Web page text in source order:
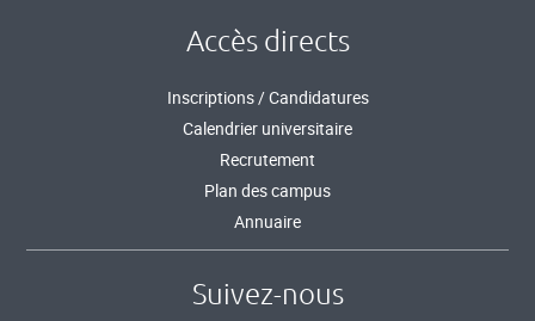
Accès directs
Inscriptions / Candidatures
Calendrier universitaire
Recrutement
Plan des campus
Annuaire
Suivez-nous